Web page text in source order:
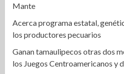
Mante
Acerca programa estatal,
los productores pecuarios
Ganan tamaulipecos otras dos
los Juegos Centroamericanos y